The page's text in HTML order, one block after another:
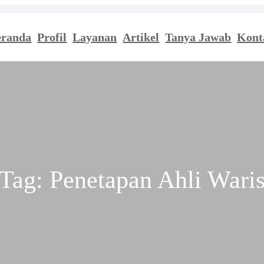
Profil Layanan Artikel Tanya Jawab
Tag: Penetapan Ahli